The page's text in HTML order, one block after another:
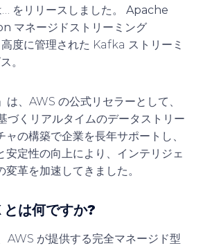
をリリースしました。 Apache
マネージドストリーミング
度に管理された Kafka ストリーミ
。
、AWS の公式リセラーとして、
くリアルタイムのデータストリー
ャの構築で企業を長年サポートし、
安定性の向上により、インテリジェ
革を加速してきました。
は何ですか?
が提供する完全マネージド型